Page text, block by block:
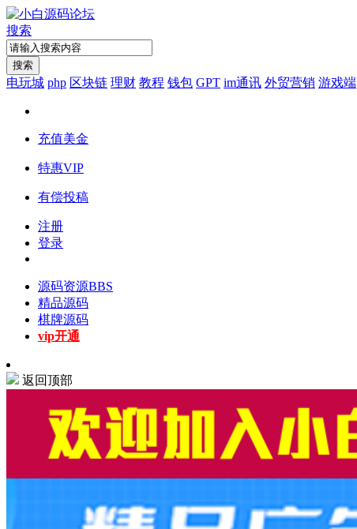
搜索
搜索
电玩城 php 区块链 理财 教程 钱包 GPT im通讯 外贸营销 游戏端
充值美金
特惠VIP
有偿投稿
注册
登录
源码资源BBS
精品源码
棋牌源码
vip开通
返回顶部